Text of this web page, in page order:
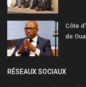
Côte
de
RÉSEAUX SOCIAUX